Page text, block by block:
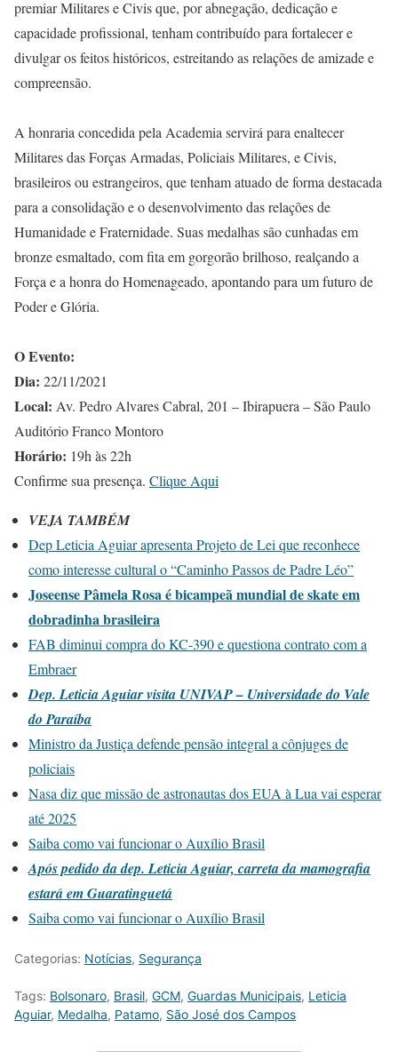
premiar Militares e Civis que, por abnegação, dedicação e
capacidade profissional, tenham contribuído para fortalecer e
divulgar os feitos históricos, estreitando as relações de amizade e
compreensão.
A honraria concedida pela Academia servirá para enaltecer
Militares das Forças Armadas, Policiais Militares, e Civis,
brasileiros ou estrangeiros, que tenham atuado de forma destacada
para a consolidação e o desenvolvimento das relações de
Humanidade e Fraternidade. Suas medalhas são cunhadas em
bronze esmaltado, com fita em gorgorão brilhoso, realçando a
Força e a honra do Homenageado, apontando para um futuro de
Poder e Glória.
O Evento:
Dia: 22/11/2021
Local: Av. Pedro Alvares Cabral, 201 – Ibirapuera – São Paulo
Auditório Franco Montoro
Horário: 19h às 22h
Confirme sua presença. Clique Aqui
VEJA TAMBÉM
Dep Leticia Aguiar apresenta Projeto de Lei que reconhece
como interesse cultural o “Caminho Passos de Padre Léo”
Joseense Pâmela Rosa é bicampeã mundial de skate em
dobradinha brasileira
FAB diminui compra do KC-390 e questiona contrato com a
Embraer
Dep. Leticia Aguiar visita UNIVAP – Universidade do Vale
do Paraíba
Ministro da Justiça defende pensão integral a cônjuges de
policiais
Nasa diz que missão de astronautas dos EUA à Lua vai esperar
até 2025
Saiba como vai funcionar o Auxílio Brasil
Após pedido da dep. Leticia Aguiar, carreta da mamografia
estará em Guaratinguetá
Saiba como vai funcionar o Auxílio Brasil
Categorias: Notícias, Segurança
Tags: Bolsonaro, Brasil, GCM, Guardas Municipais, Leticia
Aguiar, Medalha, Patamo, São José dos Campos